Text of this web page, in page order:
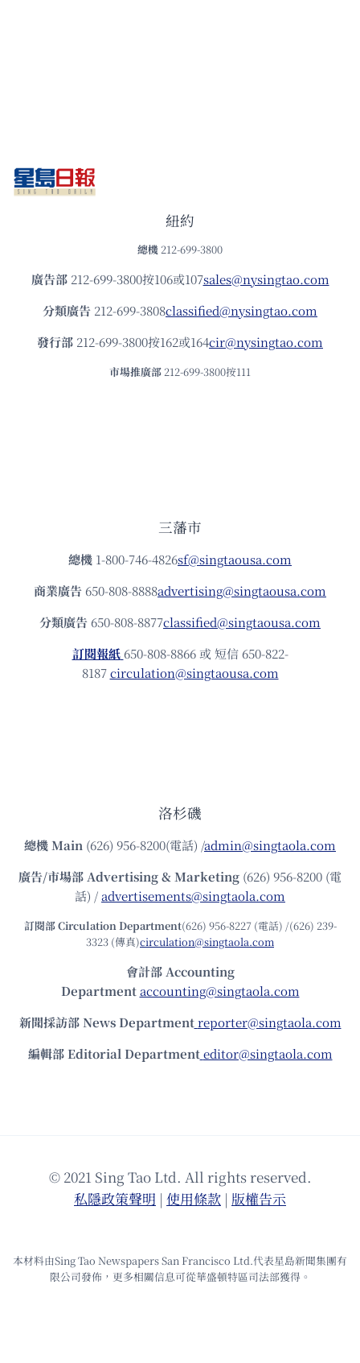
紐約
總機 212-699-3800
廣告部212-699-3800按106或107sales@nysingtao.com
分類廣告 212-699-3808classified@nysingtao.com
發⾏部 212-699-3800按162或164cir@nysingtao.com
市場推廣部 212-699-3800按111
三藩市
總機 1-800-746-4826sf@singtaousa.com
商業廣告 650-808-8888advertising@singtaousa.com
分類廣告 650-808-8877classified@singtaousa.com
訂閱報紙 650-808-8866 或 短信 650-822-
8187circulation@singtaousa.com
洛杉磯
總機Main (626) 956-8200(電話) /admin@singtaola.com
廣告/市場部Advertising & Marketing (626) 956-8200 (電
話) /advertisements@singtaola.com
訂閱部 Circulation Department(626) 956-8227 (電話) /(626) 239-
3323 (傳真)circulation@singtaola.com
會計部 Accounting
Department accounting@singtaola.com
新聞採訪部 News Department reporter@singtaola.com
編輯部 Editorial Department editor@singtaola.com
© 2021 Sing Tao Ltd. All rights reserved.
私隱政策聲明 | 使⽤條款 | 版權告⽰
本材料由Sing Tao Newspapers San Francisco Ltd.代表星島新聞集團有
限公司發佈，更多相關信息可從華盛頓特區司法部獲得。